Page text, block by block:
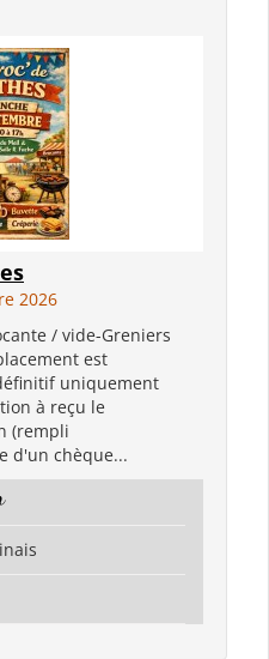
2026
/ vide-Greniers
est
uniquement
à reçu le
(rempli
d'un chèque...